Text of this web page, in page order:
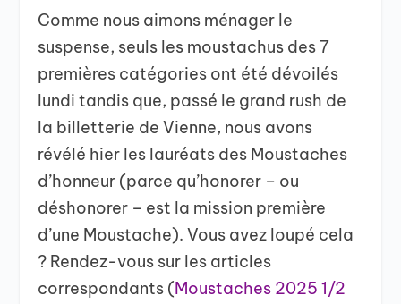
Comme nous aimons ménager le
suspense, seuls les moustachus des 7
premières catégories ont été dévoilés
lundi tandis que, passé le grand rush de
la billetterie de Vienne, nous avons
révélé hier les lauréats des Moustaches
d’honneur (parce qu’honorer – ou
déshonorer – est la mission première
d’une Moustache). Vous avez loupé cela
? Rendez-vous sur les articles
correspondants (Moustaches 2025 1/2